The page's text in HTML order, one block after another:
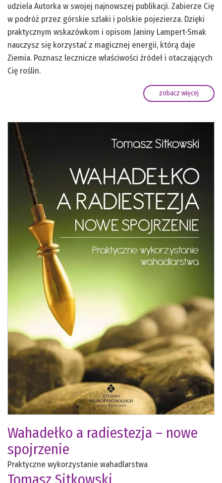
udziela Autorka w swojej najnowszej publikacji. Zabierze Cię
w podróż przez górskie szlaki i polskie pojezierza. Dzięki
praktycznym wskazówkom i opisom Janiny Lampert-Smak
nauczysz się korzystać z magicznej energii, którą daje
Ziemia. Poznasz lecznicze właściwości źródeł i otaczających
Cię roślin.
zobacz więcej
Wahadełko a radiestezja – nowe
spojrzenie
Praktyczne wykorzystanie wahadlarstwa